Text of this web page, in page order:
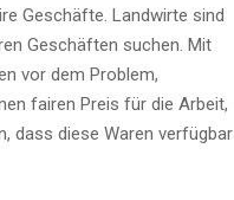
Geschäfte. Landwirte sind
Geschäften suchen. Mit
vor dem Problem,
fairen Preis für die Arbeit,
dass diese Waren verfügbar